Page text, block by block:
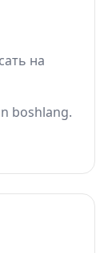
на
boshlang.